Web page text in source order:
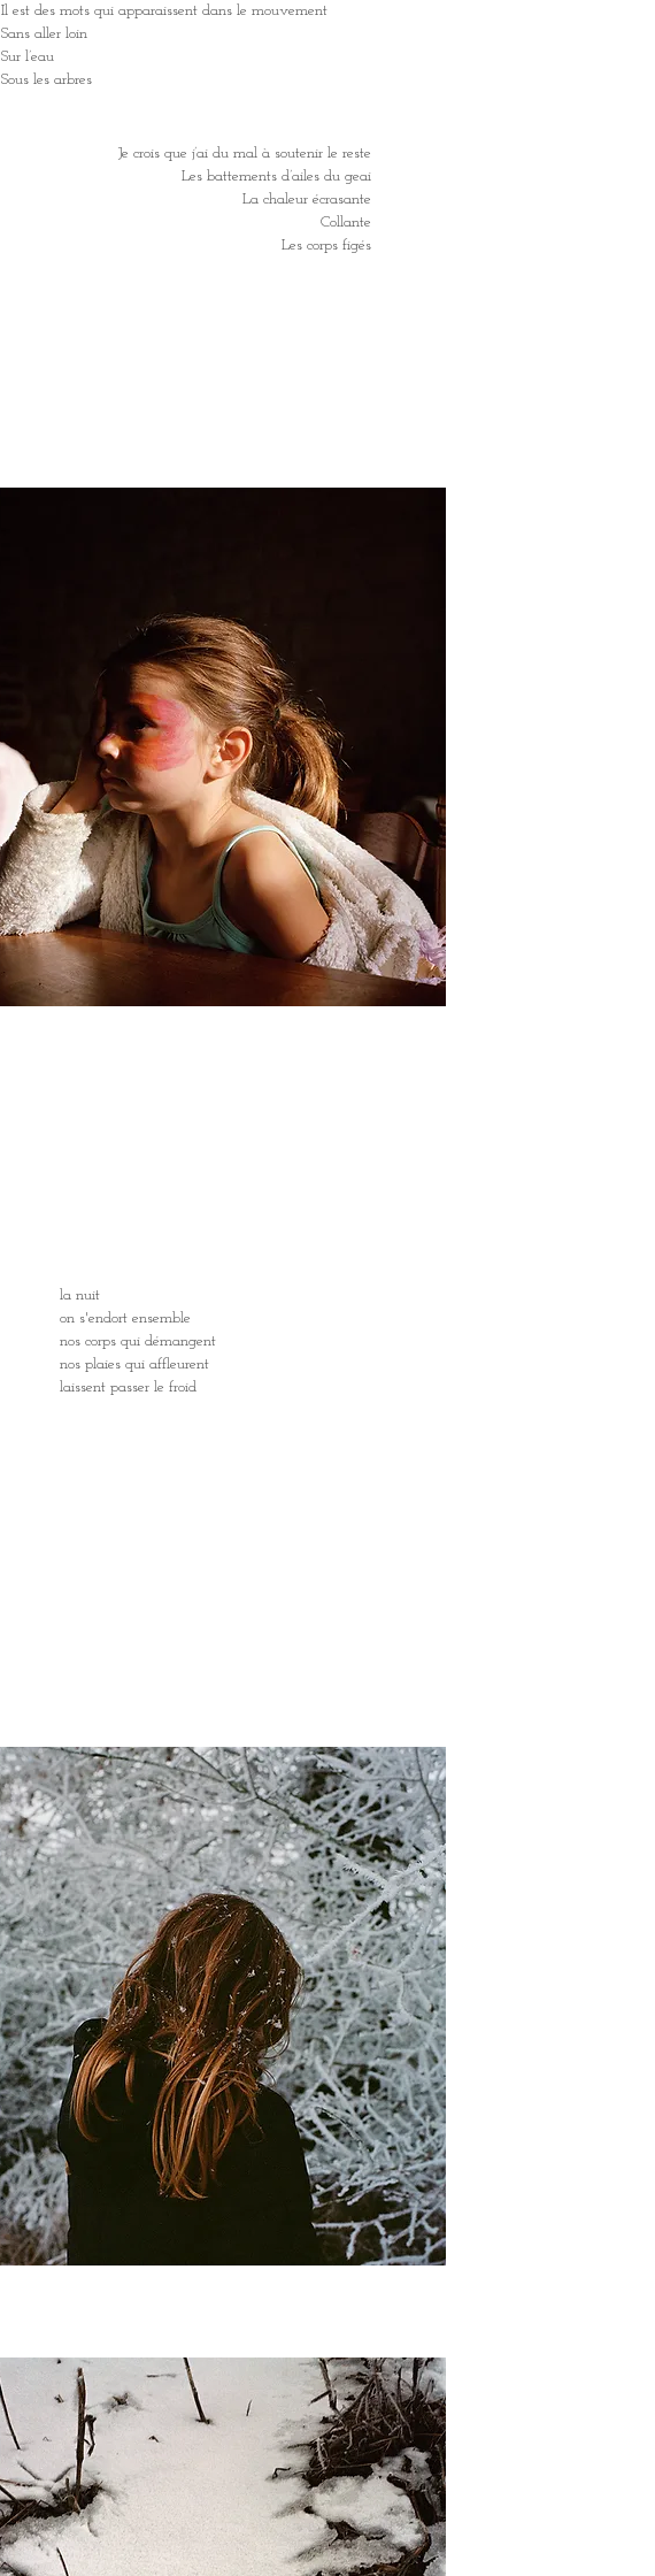
Il est des mots qui apparaissent dans le mouvement
Sans aller loin
Sur l’eau
Sous les arbres
Je crois que j’ai du mal à soutenir le reste
Les battements d’ailes du geai
La chaleur écrasante
Collante
Les corps figés
la nuit
on s'endort ensemble
nos corps qui démangent
nos plaies qui affleurent
laissent passer le froid